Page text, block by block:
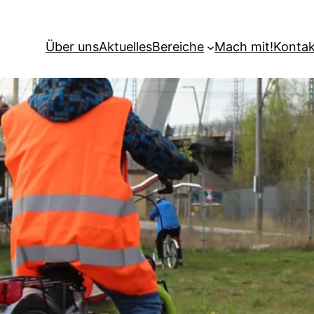
Über unsAktuellesBereiche Mach mit!